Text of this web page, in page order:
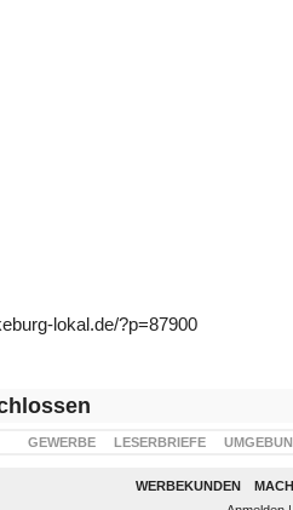
lokal.de/?p=87900
GEWERBE LESERBRIEFE
WERBEKUNDEN